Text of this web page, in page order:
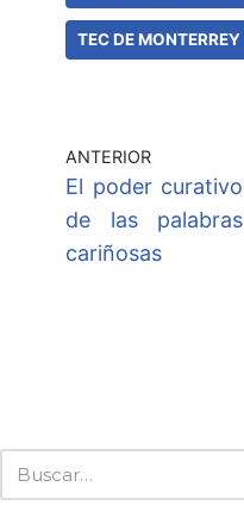
TEC DE MONTERREY
ANTERIOR
El poder curativo
de las palabras
cariñosas